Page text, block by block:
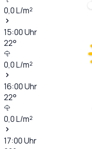
0,0L/m²
15:00Uhr
22°
0,0L/m²
16:00Uhr
22°
0,0L/m²
17:00Uhr